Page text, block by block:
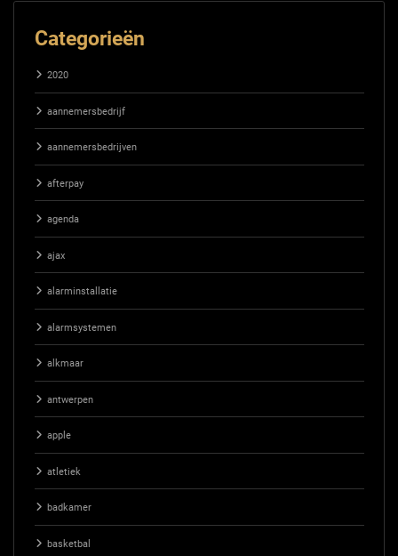
Categorieën
2020
aannemersbedrijf
aannemersbedrijven
afterpay
agenda
ajax
alarminstallatie
alarmsystemen
alkmaar
antwerpen
apple
atletiek
badkamer
basketbal